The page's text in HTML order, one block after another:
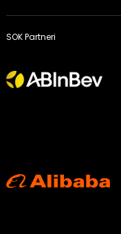
SOK Partneri